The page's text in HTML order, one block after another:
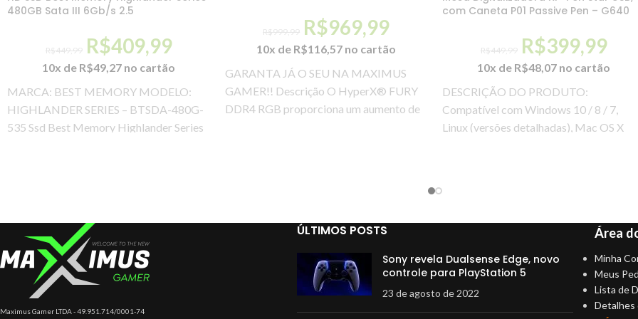
480GB Sata III 6Gb/s 2.5
R$449,99 R$409,99
10x de R$49,27 no cartão
MARCA: BEST MEMORY MODELO:
HIGHLANDER SERIES – BTSDA-480G-
535 Ssd Best Memory Highlander Series
R$999,99 R$969,99
10x de R$116,57 no cartão
GARANTA JÁ O SEU NA MAXIMUS
GAMER!! Descrição O HyperX® FURY
DDR4 RGB proporciona um aumento de
com Caneta P01 Passive Pen – G640
R$449,99 R$399,99
10x de R$48,07 no cartão
DESCRIÇÃO DO PRODUTO:
Compatível com Windows 10 / 8 / 7,
Linux (versões detalhadas), Mac OS X
Maximus Gamer LTDA - 49.951.714/0001-74
ÚLTIMOS POSTS
Sony revela Dualsense Edge, novo
controle para PlayStation 5
23 de agosto de 2022
Área
Minha
Meus
Lista de
Detalhes